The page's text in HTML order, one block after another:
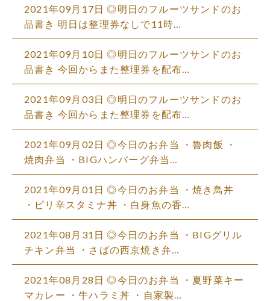
2021年09月17日 ◎明日のフルーツサンドのお
品書き 明日は整理券なしで11時…
2021年09月10日 ◎明日のフルーツサンドのお
品書き 今回からまた整理券を配布…
2021年09月03日 ◎明日のフルーツサンドのお
品書き 今回からまた整理券を配布…
2021年09月02日 ◎今日のお弁当 ・魯肉飯 ・
焼肉弁当 ・BIGハンバーグ弁当…
2021年09月01日 ◎今日のお弁当 ・焼き鳥丼
・ピリ辛スタミナ丼 ・白身魚の香…
2021年08月31日 ◎今日のお弁当 ・BIGグリル
チキン弁当 ・さばの西京焼き弁…
2021年08月28日 ◎今日のお弁当 ・夏野菜キー
マカレー ・牛ハラミ丼 ・自家製…